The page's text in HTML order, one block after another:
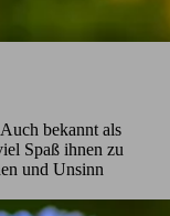
bekannt als
Spaß ihnen zu
und Unsinn